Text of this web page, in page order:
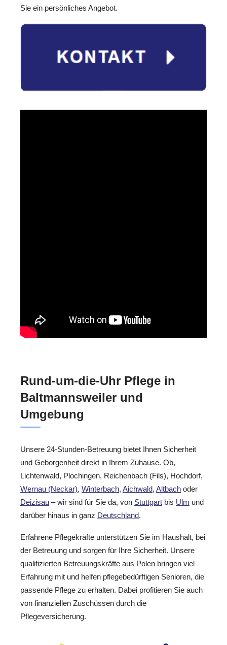
Sie ein persönliches Angebot.
Rund-um-die-Uhr Pflege in
Baltmannsweiler und
Umgebung
Unsere 24-Stunden-Betreuung bietet Ihnen Sicherheit
und Geborgenheit direkt in Ihrem Zuhause. Ob,
Lichtenwald, Plochingen, Reichenbach (Fils), Hochdorf,
Wernau (Neckar), Winterbach, Aichwald, Altbach oder
Deizisau – wir sind für Sie da, von Stuttgart bis Ulm und
darüber hinaus in ganz Deutschland.
Erfahrene Pflegekräfte unterstützen Sie im Haushalt, bei
der Betreuung und sorgen für Ihre Sicherheit. Unsere
qualifizierten Betreuungskräfte aus Polen bringen viel
Erfahrung mit und helfen pflegebedürftigen Senioren, die
passende Pflege zu erhalten. Dabei profitieren Sie auch
von finanziellen Zuschüssen durch die
Pflegeversicherung.